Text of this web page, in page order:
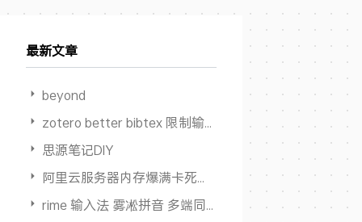
最新文章
beyond
zotero better bibtex 限制输出作者数量
思源笔记DIY
阿里云服务器内存爆满卡死但 Swap占用为0
rime 输入法 雾凇拼音 多端同步方案